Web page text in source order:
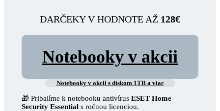
DARČEKY V HODNOTE AŽ 128€
Notebooky v akcii
Notebooky v akcii s diskom 1TB a viac
🎁 Pribalíme k notebooku antivírus ESET Home
Security Essential s ročnou licenciou.